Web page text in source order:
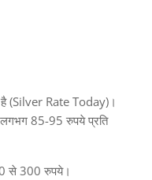
(Silver Rate Today)।
लगभग85-95 रुपये प्रति
से300 रुपये।